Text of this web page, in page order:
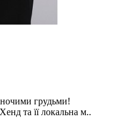
грудьми!
та її локальна м..